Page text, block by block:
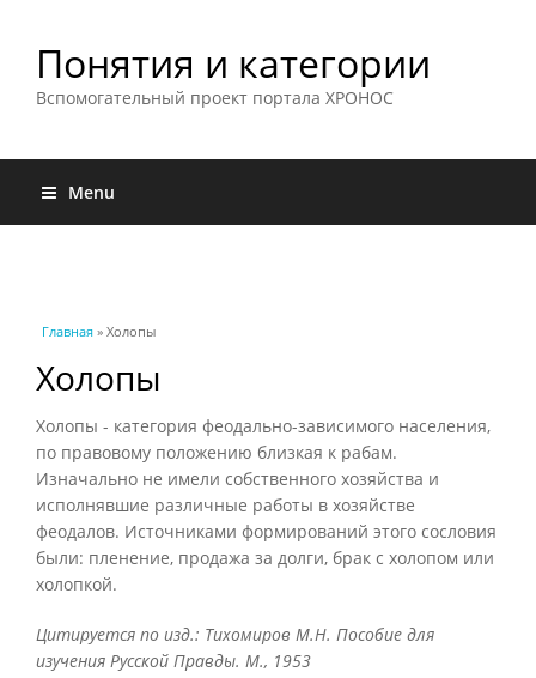
Понятия и категории
Вспомогательный проект портала ХРОНОС
Menu
Вы здесь
Главная » Холопы
Холопы
Холопы - категория феодально-зависимого населения,
по правовому положению близкая к рабам.
Изначально не имели собственного хозяйства и
исполнявшие различные работы в хозяйстве
феодалов. Источниками формирований этого сословия
были: пленение, продажа за долги, брак с холопом или
холопкой.
Цитируется по изд.: Тихомиров М.Н. Пособие для
изучения Русской Правды. М., 1953